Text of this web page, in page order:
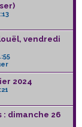
vendredi
2024
: dimanche 26